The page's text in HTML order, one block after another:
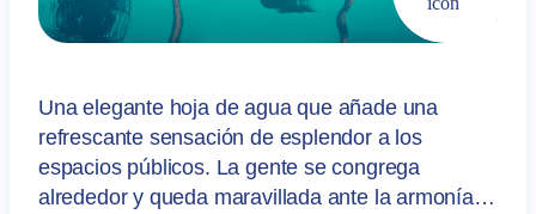
Una elegante hoja de agua que añade una
refrescante sensación de esplendor a los
espacios públicos. La gente se congrega
alrededor y queda maravillada ante la armonía